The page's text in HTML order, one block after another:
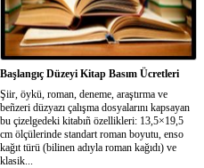
Başlangıç Düzeyi Kitap Basım Ücretleri
Şiir, öykü, roman, deneme, araştırma ve
beñzeri düzyazı çalışma dosyalarını kapsayan
bu çizelgedeki kitabıñ özellikleri: 13,5×19,5
cm ölçülerinde standart roman boyutu, enso
kağıt türü (bilinen adıyla roman kağıdı) ve
klasik...